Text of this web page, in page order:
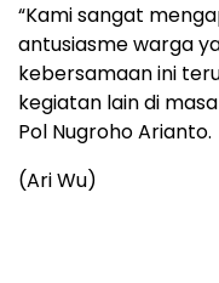
“Kami sangat
antusiasme warga
kebersamaan ini
kegiatan lain di
Pol Nugroho Arianto.
(Ari Wu)